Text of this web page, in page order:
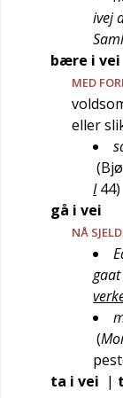
ivej
bære i vei
MED
eller
(
I 44)
gå i vei
NÅ
(
ta i vei |